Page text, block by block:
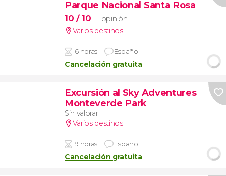
Parque Nacional Santa Rosa
10 / 10
1 opinión
Varios destinos
6 horas Español
Cancelación gratuita
Excursión al Sky Adventures
Monteverde Park
Sin valorar
Varios destinos
9 horas Español
Cancelación gratuita